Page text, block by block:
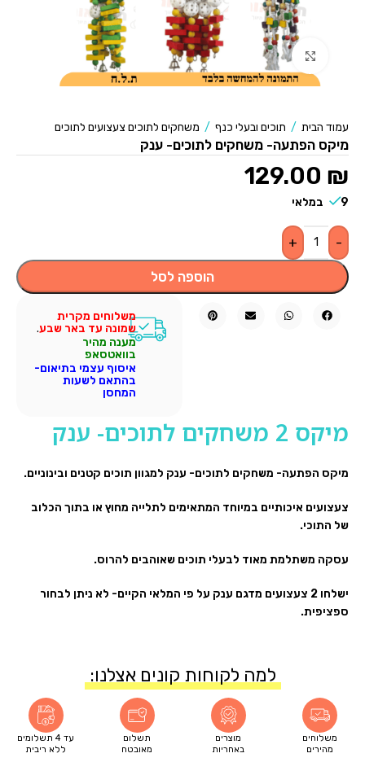
לחצו להגדלה
עמוד הבית / תוכים ובעלי כנף / משחקים לתוכים צעצועים לתוכים
מיקס הפתעה- משחקים לתוכים- ענק
129.00 ₪
9 במלאי
-
+
הוספה לסל
משלוחים מקרית
שמונה עד באר שבע.
מענה מהיר
בוואטסאפ
איסוף עצמי בתיאום-
בהתאם לשעות
המחסן
מיקס 2 משחקים לתוכים- ענק
מיקס הפתעה- משחקים לתוכים- ענק למגוון תוכים קטנים ובינוניים.
צעצועים איכותיים במיוחד המתאימים לתלייה מחוץ או בתוך הכלוב
של התוכי.
עסקה משתלמת מאוד לבעלי תוכים שאוהבים להרוס.
ישלחו 2 צעצועים מדגם ענק על פי המלאי הקיים- לא ניתן לבחור
ספציפית.
למה לקוחות קונים אצלנו:
עד 4 תשלומים
ללא ריבית
תשלום
מאובטח
מוצרים
באחריות
משלוחים
מהירים